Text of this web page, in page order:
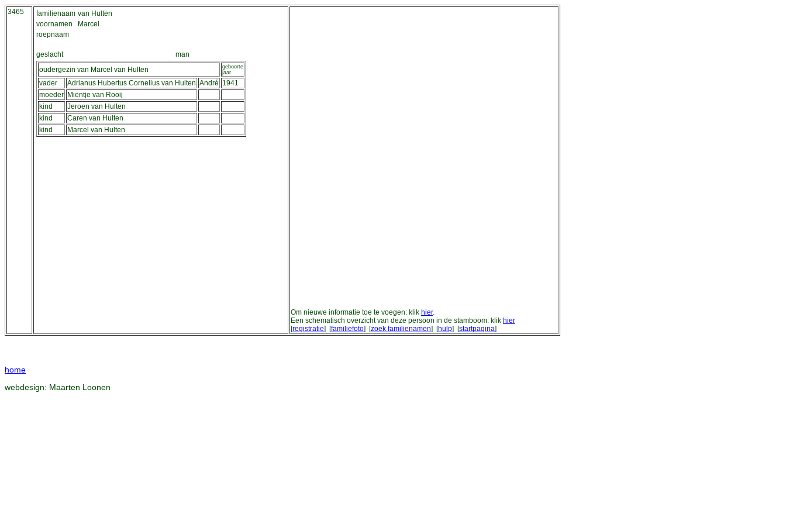
3465 familienaam van Hulten
voornamen
Marcel
roepnaam
geslacht
man
oudergezin van Marcel van Hulten
geboorte
jaar
vader Adrianus Hubertus Cornelius van Hulten André 1941
moeder Mientje van Rooij
kind
Jeroen van Hulten
kind
Caren van Hulten
kind
Marcel van Hulten
Om nieuwe informatie toe te voegen: klik hier.
Een schematisch overzicht van deze persoon in de stamboom: klik hier
[registratie] [familiefoto] [zoek familienamen] [hulp] [startpagina]
home
webdesign: Maarten Loonen